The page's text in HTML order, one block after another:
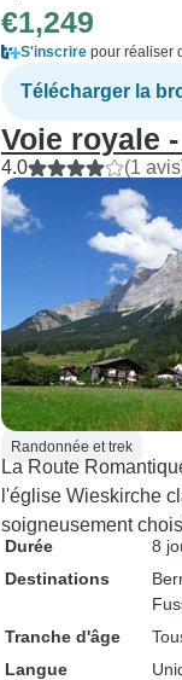
€1,249
S'inscrire pour réaliser
Télécharger la
Voie royale
4.0 (1
Randonnée et trek
La Route
l'église Wieskirche
soigneusement
Durée
8
Destinations
Tranche d'âge
Langue